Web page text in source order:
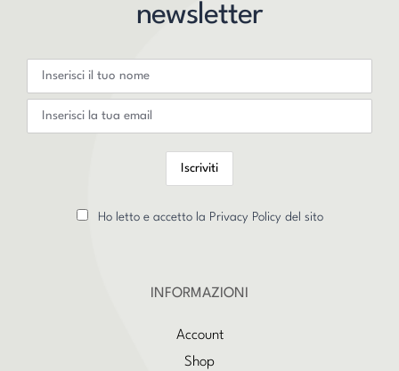
newsletter
Ho letto e accetto la Privacy Policy del sito
INFORMAZIONI
Account
Shop